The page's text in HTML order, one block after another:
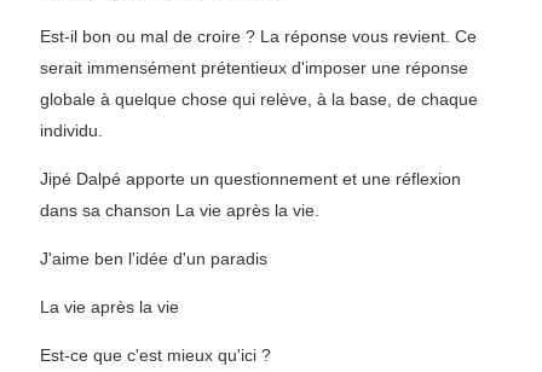
Est-il bon ou mal de croire ? La réponse vous revient. Ce
serait immensément prétentieux d'imposer une réponse
globale à quelque chose qui relève, à la base, de chaque
individu.
Jipé Dalpé apporte un questionnement et une réflexion
dans sa chanson La vie après la vie.
J'aime ben l'idée d'un paradis
La vie après la vie
Est-ce que c'est mieux qu'ici ?